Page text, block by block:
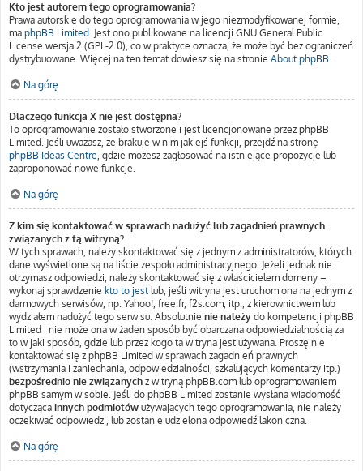
Kto jest autorem tego oprogramowania?
Prawa autorskie do tego oprogramowania w jego niezmodyfikowanej formie,
ma phpBB Limited. Jest ono publikowane na licencji GNU General Public
License wersja 2 (GPL-2.0), co w praktyce oznacza, że może być bez ograniczeń
dystrybuowane. Więcej na ten temat dowiesz się na stronie About phpBB.
Na górę
Dlaczego funkcja X nie jest dostępna?
To oprogramowanie zostało stworzone i jest licencjonowane przez phpBB
Limited. Jeśli uważasz, że brakuje w nim jakiejś funkcji, przejdź na stronę
phpBB Ideas Centre, gdzie możesz zagłosować na istniejące propozycje lub
zaproponować nowe funkcje.
Na górę
Z kim się kontaktować w sprawach nadużyć lub zagadnień prawnych
związanych z tą witryną?
W tych sprawach, należy skontaktować się z jednym z administratorów, których
dane wyświetlone są na liście zespołu administracyjnego. Jeżeli jednak nie
otrzymasz odpowiedzi, należy skontaktować się z właścicielem domeny –
wykonaj sprawdzenie kto to jest lub, jeśli witryna jest uruchomiona na jednym z
darmowych serwisów, np. Yahoo!, free.fr, f2s.com, itp., z kierownictwem lub
wydziałem nadużyć tego serwisu. Absolutnie nie należy do kompetencji phpBB
Limited i nie może ona w żaden sposób być obarczana odpowiedzialnością za
to w jaki sposób, gdzie lub przez kogo ta witryna jest używana. Proszę nie
kontaktować się z phpBB Limited w sprawach zagadnień prawnych
(wstrzymania i zaniechania, odpowiedzialności, szkalujących komentarzy itp.)
bezpośrednio nie związanych z witryną phpBB.com lub oprogramowaniem
phpBB samym w sobie. Jeśli do phpBB Limited zostanie wysłana wiadomość
dotycząca innych podmiotów używających tego oprogramowania, nie należy
oczekiwać odpowiedzi, lub zostanie udzielona odpowiedź lakoniczna.
Na górę